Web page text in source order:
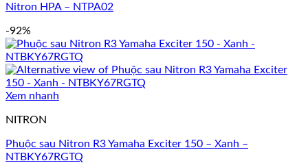
Nitron HPA – NTPA02
-92%
Xem nhanh
NITRON
Phuộc sau Nitron R3 Yamaha Exciter 150 – Xanh –
NTBKY67RGTQ